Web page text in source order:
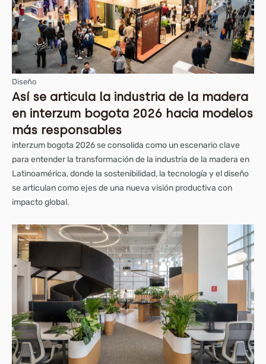
Diseño
Así se articula la industria de la madera
en interzum bogota 2026 hacia modelos
más responsables
interzum bogota 2026 se consolida como un escenario clave
para entender la transformación de la industria de la madera en
Latinoamérica, donde la sostenibilidad, la tecnología y el diseño
se articulan como ejes de una nueva visión productiva con
impacto global.